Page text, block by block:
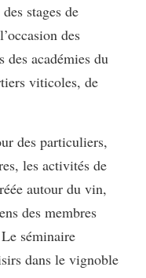
stages de
des
des académies du
viticoles, de
des particuliers,
les activités de
autour du vin,
des membres
séminaire
dans le vignoble